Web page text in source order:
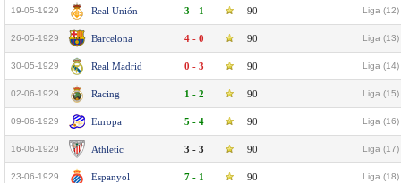
19-05-1929 Real Unión 3 - 1 90 Liga (12)
26-05-1929 Barcelona 4 - 0 90 Liga (13)
30-05-1929 Real Madrid 0 - 3 90 Liga (14)
02-06-1929 Racing 1 - 2 90 Liga (15)
09-06-1929 Europa 5 - 4 90 Liga (16)
16-06-1929 Athletic 3 - 3 90 Liga (17)
23-06-1929 Espanyol 7 - 1 90 Liga (18)